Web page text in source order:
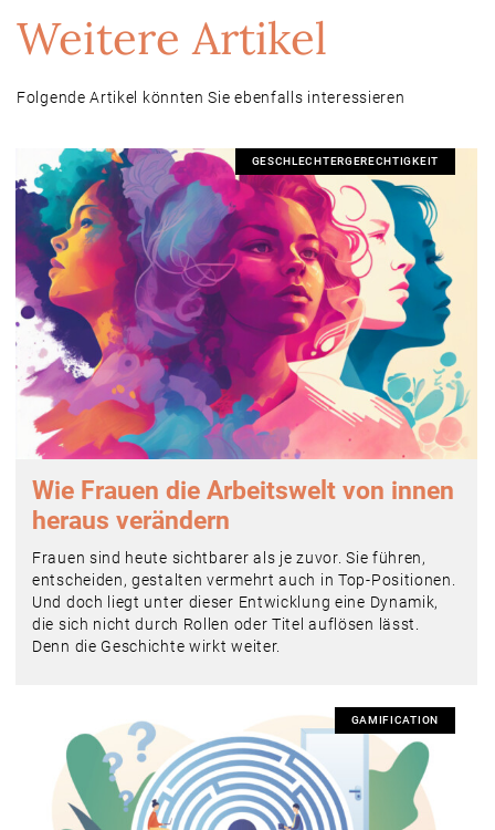
Weitere Artikel
Folgende Artikel könnten Sie ebenfalls interessieren
GESCHLECHTERGERECHTIGKEIT
Wie Frauen die Arbeitswelt von innen
heraus verändern
Frauen sind heute sichtbarer als je zuvor. Sie führen,
entscheiden, gestalten vermehrt auch in Top-Positionen.
Und doch liegt unter dieser Entwicklung eine Dynamik,
die sich nicht durch Rollen oder Titel auflösen lässt.
Denn die Geschichte wirkt weiter.
GAMIFICATION